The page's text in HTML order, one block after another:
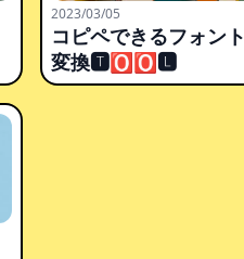
2023/03/05
コピペできるフォント
変換🆃🅾🅾🅻